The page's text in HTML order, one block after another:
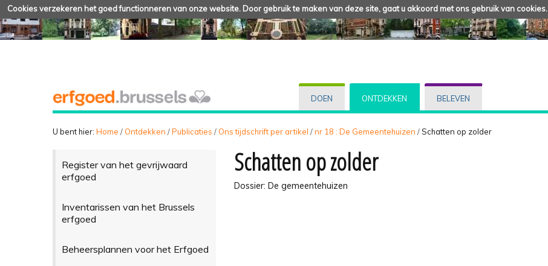
Cookies verzekeren het goed functionneren van onze website. Door gebruik te maken van deze site, gaat u akkoord met ons gebruik van cookies.
DOEN ONTDEKKEN BELEVEN
U bent hier: Home / Ontdekken /Publicaties / Ons tijdschrift per artikel /nr 18 : De Gemeentehuizen /Schatten op zolder
Register van het gevrijwaard
erfgoed
Inventarissen van het Brussels
erfgoed
Beheersplannen voor het Erfgoed
Schatten op zolder
Dossier: De gemeentehuizen